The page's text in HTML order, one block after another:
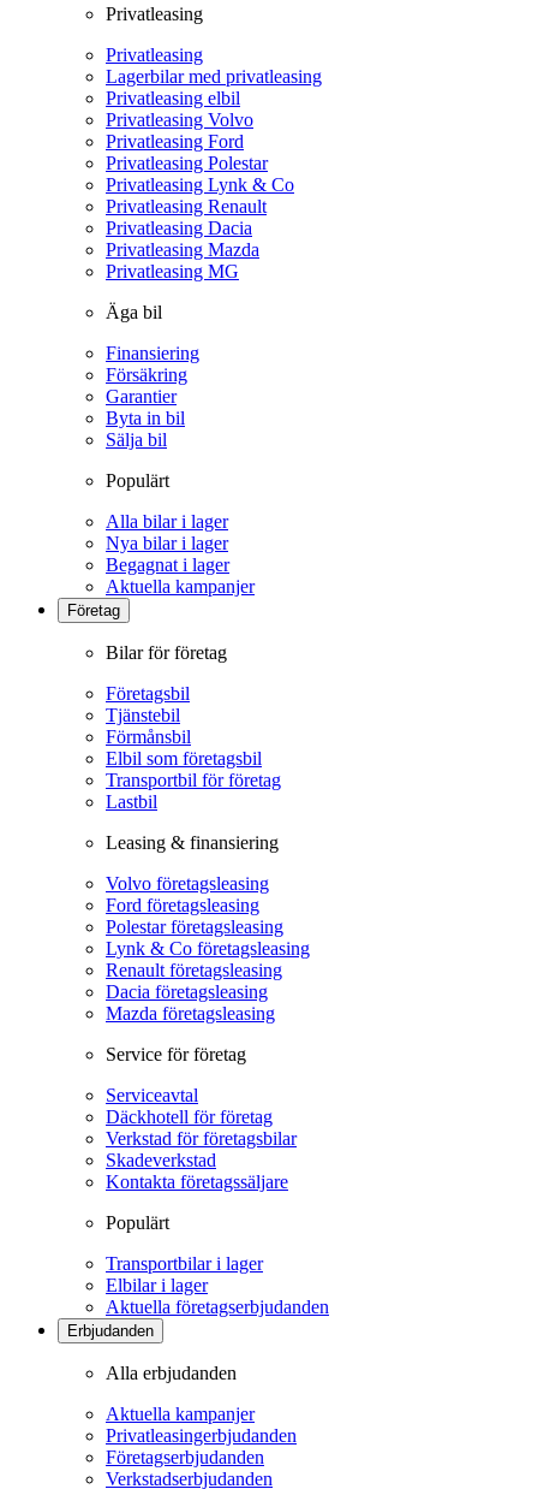
Privatleasing
Privatleasing
Lagerbilar med privatleasing
Privatleasing elbil
Privatleasing Volvo
Privatleasing Ford
Privatleasing Polestar
Privatleasing Lynk & Co
Privatleasing Renault
Privatleasing Dacia
Privatleasing Mazda
Privatleasing MG
Äga bil
Finansiering
Försäkring
Garantier
Byta in bil
Sälja bil
Populärt
Alla bilar i lager
Nya bilar i lager
Begagnat i lager
Aktuella kampanjer
Företag
Bilar för företag
Företagsbil
Tjänstebil
Förmånsbil
Elbil som företagsbil
Transportbil för företag
Lastbil
Leasing & finansiering
Volvo företagsleasing
Ford företagsleasing
Polestar företagsleasing
Lynk & Co företagsleasing
Renault företagsleasing
Dacia företagsleasing
Mazda företagsleasing
Service för företag
Serviceavtal
Däckhotell för företag
Verkstad för företagsbilar
Skadeverkstad
Kontakta företagssäljare
Populärt
Transportbilar i lager
Elbilar i lager
Aktuella företagserbjudanden
Erbjudanden
Alla erbjudanden
Aktuella kampanjer
Privatleasingerbjudanden
Företagserbjudanden
Verkstadserbjudanden